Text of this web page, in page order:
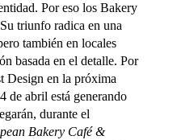
Por eso los Bakery
triunfo radica en una
también en locales
basada en el detalle. Por
Design en la próxima
de abril está generando
durante el
Bakery Café &